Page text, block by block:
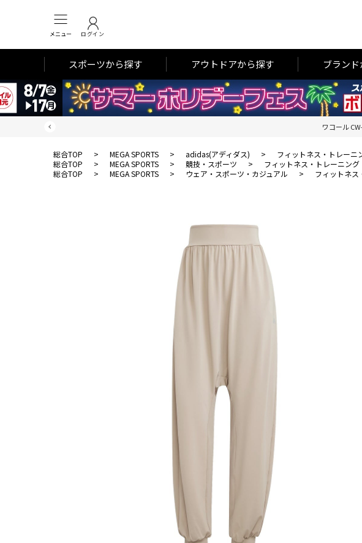
メニュー ログイン
スポーツから探す アウトドアから探す ブラン
ワコール
総合TOP > MEGA SPORTS > adidas(アディダス) > フィットネス・トレーニ
総合TOP
> MEGA SPORTS > 競技・スポーツ > フィットネス・トレーニング
総合TOP
> MEGA SPORTS > ウェア・スポーツ・カジュアル > フィットネス